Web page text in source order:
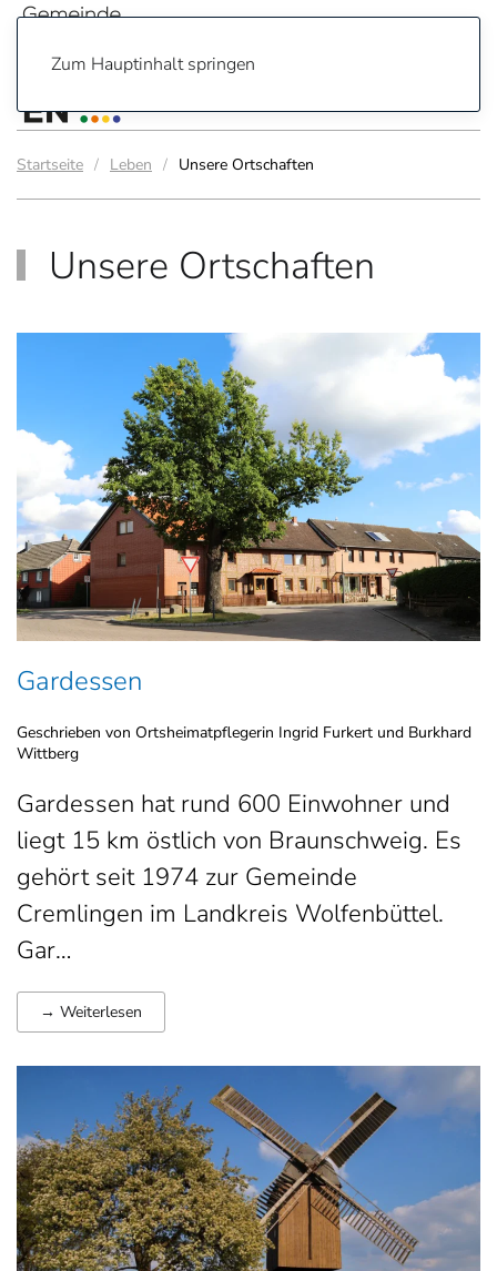
Zum Hauptinhalt springen
Startseite Leben Unsere Ortschaften
Unsere Ortschaften
Gardessen
Geschrieben von Ortsheimatpflegerin Ingrid Furkert und Burkhard
Wittberg
Gardessen hat rund 600 Einwohner und
liegt 15 km östlich von Braunschweig. Es
gehört seit 1974 zur Gemeinde
Cremlingen im Landkreis Wolfenbüttel.
Gar…
→ Weiterlesen